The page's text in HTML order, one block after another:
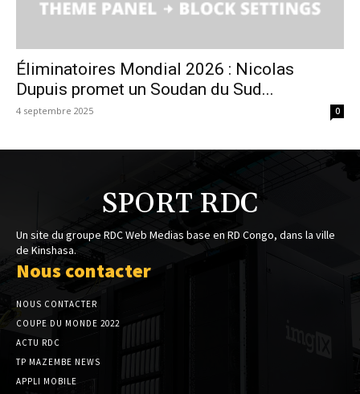
Éliminatoires Mondial 2026 : Nicolas
Dupuis promet un Soudan du Sud...
4 septembre 2025 0
SPORT RDC
Un site du groupe RDC Web Medias base en RD Congo, dans la ville
de Kinshasa.
Nous contacter
NOUS CONTACTER
COUPE DU MONDE 2022
ACTU RDC
TP MAZEMBE NEWS
APPLI MOBILE